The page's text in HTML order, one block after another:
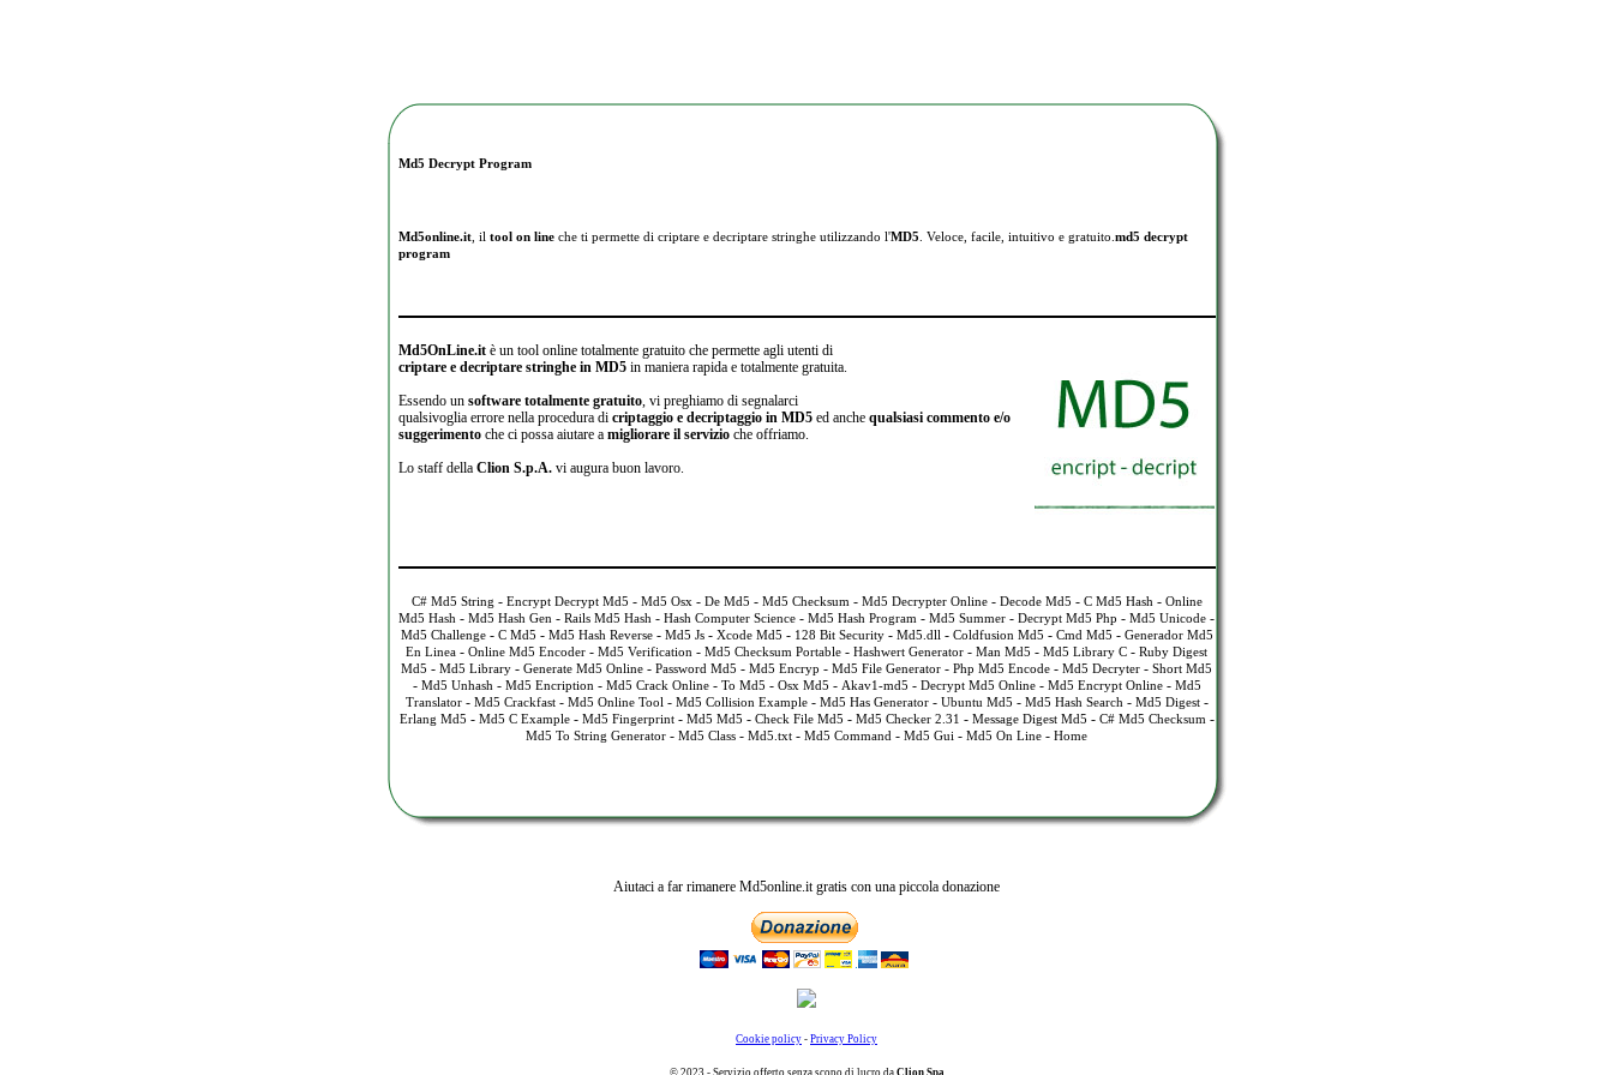
Md5 Decrypt Program
Md5online.it, il tool on lineche ti permette di criptare e decriptare stringhe utilizzando l'MD5 . Veloce, facile, intuitivo e gratuito. md5 decrypt
program
Md5OnLine.itè un tool online totalmente gratuito che permette agli utenti di
criptare e decriptare stringhe in MD5in maniera rapida e totalmente gratuita.
Essendo un software totalmente gratuito, vi preghiamo di segnalarci
qualsivoglia errore nella procedura di criptaggio e decriptaggio in MD5ed anche qualsiasi commento e/o
suggerimentoche ci possa aiutare a migliorare il servizioche offriamo.
Lo staff della Clion S.p.A.vi augura buon lavoro.
C# Md5 String - Encrypt Decrypt Md5 - Md5 Osx - De Md5 - Md5 Checksum - Md5 Decrypter Online- Decode Md5 - C Md5 Hash - Online
Md5 Hash - Md5 Hash Gen - Rails Md5 Hash - Hash Computer Science - Md5 Hash Program - Md5 Summer - Decrypt Md5 Php - Md5 Unicode -
Md5 Challenge- C Md5 - Md5 Hash Reverse- Md5 Js- Xcode Md5 - 128 Bit Security- Md5.dll - Coldfusion Md5 - Cmd Md5 - Generador Md5
En Linea - Online Md5 Encoder - Md5 Verification - Md5 Checksum Portable - Hashwert Generator - Man Md5 - Md5 Library C - Ruby Digest
Md5 - Md5 Library - Generate Md5 Online - Password Md5 - Md5 Encryp - Md5 File Generator - Php Md5 Encode - Md5 Decryter - Short Md5
- Md5 Unhash - Md5 Encription - Md5 Crack Online- To Md5 - Osx Md5 - Akav1-md5 - Decrypt Md5 Online- Md5 Encrypt Online- Md5
Translator- Md5 Crackfast- Md5 Online Tool - Md5 Collision Example- Md5 Has Generator- Ubuntu Md5 - Md5 Hash Search - Md5 Digest-
Erlang Md5 - Md5 C Example- Md5 Fingerprint- Md5 Md5 - Check File Md5 - Md5 Checker 2.31 - Message Digest Md5 - C# Md5 Checksum -
Md5 To String Generator - Md5 Class - Md5.txt - Md5 Command - Md5 Gui - Md5 On Line - Home
Aiutaci a far rimanere Md5online.it gratis con una piccola donazione
Cookie policy - Privacy Policy
© 2023 - Servizio offerto senza scopo di lucro da Clion Spa